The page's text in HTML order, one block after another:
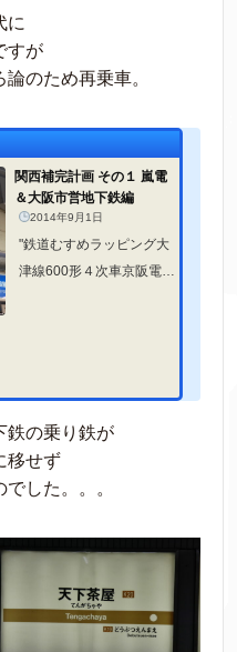
に
すが
のため再乗車。
関西補完計画 その１ 嵐電
＆大阪市営地下鉄編
2014年9月1日
"鉄道むすめラッピング大
津線600形４次車京阪電車
鉄の乗り鉄が
移せず
した。。。